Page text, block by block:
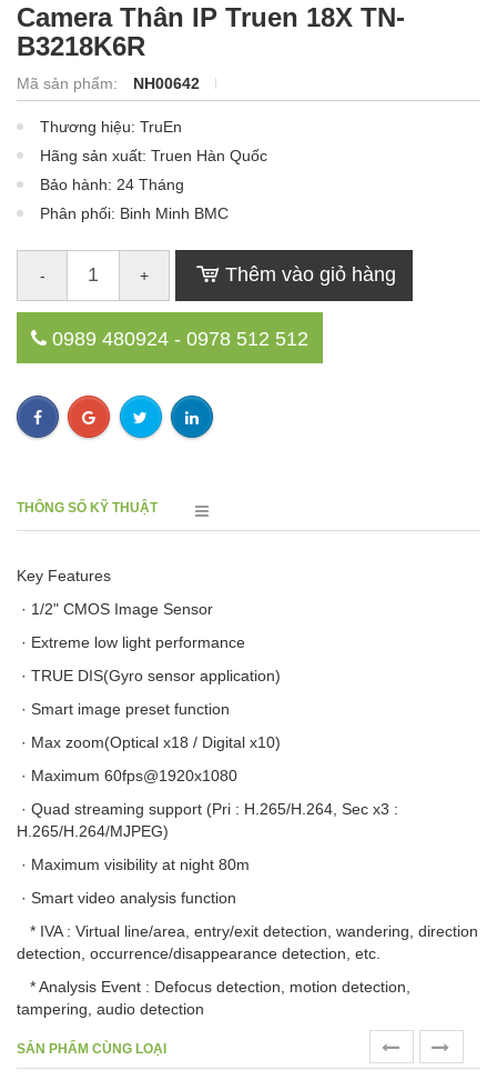
Camera Thân IP Truen 18X TN-
B3218K6R
Mã sản phẩm: NH00642
Thương hiệu: TruEn
Hãng sản xuất: Truen Hàn Quốc
Bảo hành: 24 Tháng
Phân phối: Binh Minh BMC
- + Thêm vào giỏ hàng
0989 480924 - 0978 512 512
THÔNG SỐ KỸ THUẬT
Key Features
· 1/2" CMOS Image Sensor
· Extreme low light performance
· TRUE DIS(Gyro sensor application)
· Smart image preset function
· Max zoom(Optical x18 / Digital x10)
· Maximum 60fps@1920x1080
· Quad streaming support (Pri : H.265/H.264, Sec x3 :
H.265/H.264/MJPEG)
· Maximum visibility at night 80m
· Smart video analysis function
* IVA : Virtual line/area, entry/exit detection, wandering, direction
detection, occurrence/disappearance detection, etc.
* Analysis Event : Defocus detection, motion detection,
tampering, audio detection
SẢN PHẨM CÙNG LOẠI